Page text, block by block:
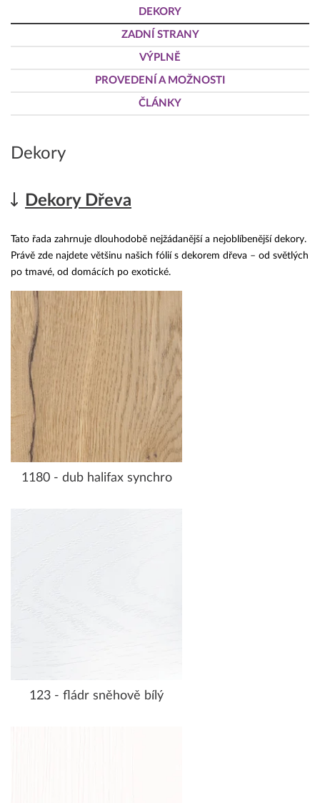
DEKORY
ZADNÍ STRANY
VÝPLNĚ
PROVEDENÍ A MOŽNOSTI
ČLÁNKY
Dekory
Dekory Dřeva
Tato řada zahrnuje dlouhodobě nejžádanější a nejoblíbenější dekory.
Právě zde najdete většinu našich fólií s dekorem dřeva – od světlých
po tmavé, od domácích po exotické.
1180 - dub halifax synchro
123 - fládr sněhově bílý